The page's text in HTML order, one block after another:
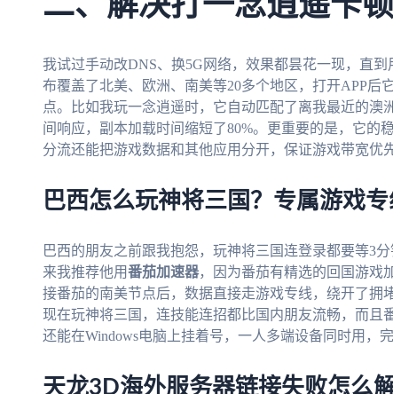
我试过手动改DNS、换5G网络，效果都昙花一现，直到
布覆盖了北美、欧洲、南美等20多个地区，打开APP
点。比如我玩一念逍遥时，它自动匹配了离我最近的澳
间响应，副本加载时间缩短了80%。更重要的是，它的
分流还能把游戏数据和其他应用分开，保证游戏带宽优先
巴西怎么玩神将三国？专属游戏
巴西的朋友之前跟我抱怨，玩神将三国连登录都要等3
来我推荐他用番茄加速器，因为番茄有精选的回国游戏
接番茄的南美节点后，数据直接走游戏专线，绕开了拥
现在玩神将三国，连技能连招都比国内朋友流畅，而
还能在Windows电脑上挂着号，一人多端设备同时用，完
天龙3D海外服务器链接失败怎么